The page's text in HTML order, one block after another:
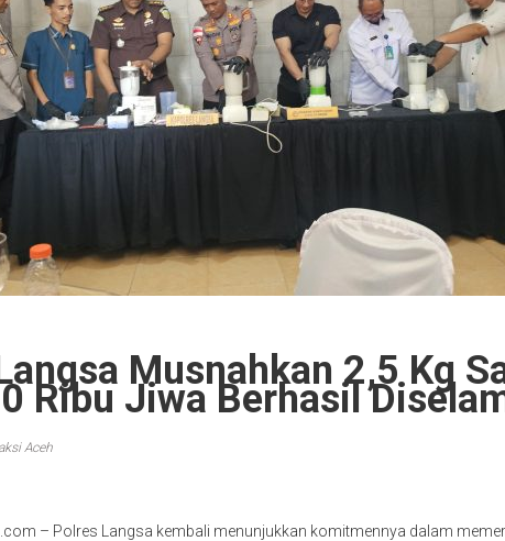
Musnahkan 2,5 Kg
Ribu Jiwa Berhasil
Aceh
– Polres Langsa kembali menunjukkan komitmennya dalam